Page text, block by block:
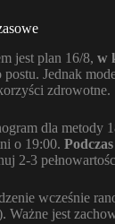
jest plan 16/8, w
postu. Jednak
zdrowotne.
dla metody
o 19:00.
2-3
wcześnie
Ważne jest